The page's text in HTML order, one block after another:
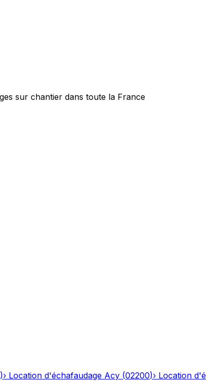
sur chantier dans toute la France
)› Location d'échafaudage Acy (02200)› Location